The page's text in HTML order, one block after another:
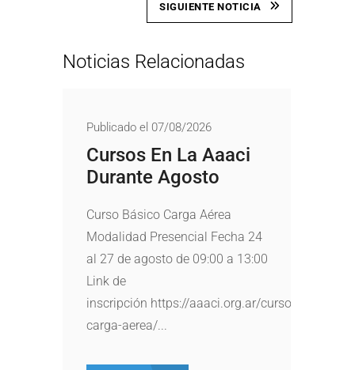
SIGUIENTE NOTICIA
Noticias Relacionadas
Publicado el 07/08/2026
Cursos En La Aaaci
Durante Agosto
Curso Básico Carga Aérea
Modalidad Presencial Fecha 24
al 27 de agosto de 09:00 a 13:00
Link de
inscripción https://aaaci.org.ar/cursos/basico-
carga-aerea/...